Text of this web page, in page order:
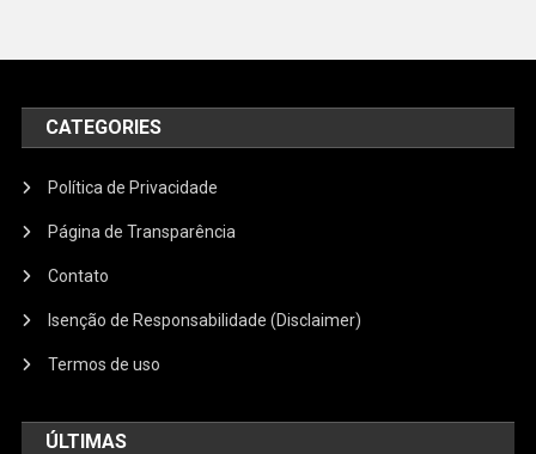
CATEGORIES
Política de Privacidade
Página de Transparência
Contato
Isenção de Responsabilidade (Disclaimer)
Termos de uso
ÚLTIMAS